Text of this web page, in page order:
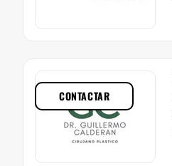
CONTACTAR